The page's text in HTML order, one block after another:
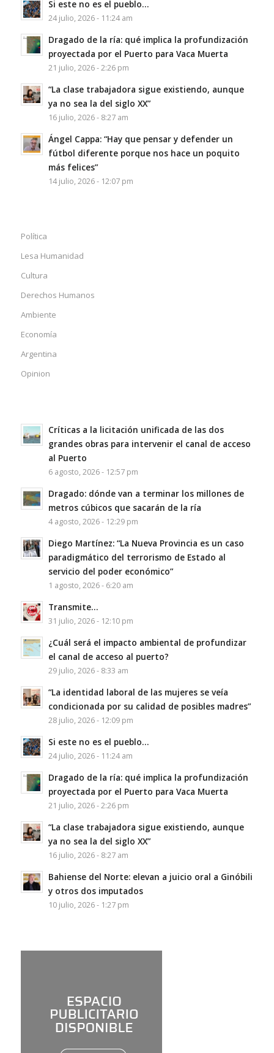
Si este no es el pueblo…
24 julio, 2026 - 11:24 am
Dragado de la ría: qué implica la profundización
proyectada por el Puerto para Vaca Muerta
21 julio, 2026 - 2:26 pm
“La clase trabajadora sigue existiendo, aunque
ya no sea la del siglo XX”
16 julio, 2026 - 8:27 am
Ángel Cappa: “Hay que pensar y defender un
fútbol diferente porque nos hace un poquito
más felices”
14 julio, 2026 - 12:07 pm
Política
Lesa Humanidad
Cultura
Derechos Humanos
Ambiente
Economía
Argentina
Opinion
Críticas a la licitación unificada de las dos
grandes obras para intervenir el canal de acceso
al Puerto
6 agosto, 2026 - 12:57 pm
Dragado: dónde van a terminar los millones de
metros cúbicos que sacarán de la ría
4 agosto, 2026 - 12:29 pm
Diego Martínez: “La Nueva Provincia es un caso
paradigmático del terrorismo de Estado al
servicio del poder económico”
1 agosto, 2026 - 6:20 am
Transmite…
31 julio, 2026 - 12:10 pm
¿Cuál será el impacto ambiental de profundizar
el canal de acceso al puerto?
29 julio, 2026 - 8:33 am
“La identidad laboral de las mujeres se veía
condicionada por su calidad de posibles madres”
28 julio, 2026 - 12:09 pm
Si este no es el pueblo…
24 julio, 2026 - 11:24 am
Dragado de la ría: qué implica la profundización
proyectada por el Puerto para Vaca Muerta
21 julio, 2026 - 2:26 pm
“La clase trabajadora sigue existiendo, aunque
ya no sea la del siglo XX”
16 julio, 2026 - 8:27 am
Bahiense del Norte: elevan a juicio oral a Ginóbili
y otros dos imputados
10 julio, 2026 - 1:27 pm